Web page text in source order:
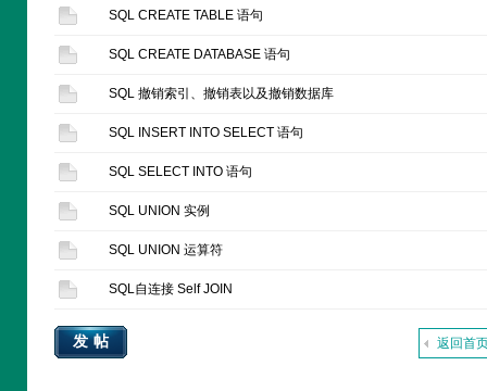
SQL CREATE TABLE 语句
SQL CREATE DATABASE 语句
SQL 撤销索引、撤销表以及撤销数据库
SQL INSERT INTO SELECT 语句
SQL SELECT INTO 语句
SQL UNION 实例
SQL UNION 运算符
SQL自连接 Self JOIN
返回首
发帖